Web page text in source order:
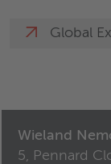
Global
Wieland
5, Pennard